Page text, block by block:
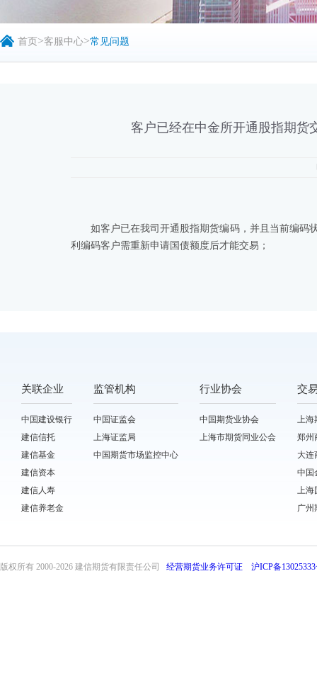
首页 >客服中心>常见问题
客户已经在中金所开通股指期货
如客户已在我司开通股指期货编码，并且当前编码
利编码客户需重新申请国债额度后才能交易；
关联企业
中国建设银行
建信信托
建信基金
建信资本
建信人寿
建信养老金
监管机构
中国证监会
上海证监局
中国期货市场监控中心
行业协会
中国期货业协会
上海市期货同业公会
交
上海
郑州
大连
中国
上海
广州
版权所有 2000-2026 建信期货有限责任公司 经营期货业务许可证 沪ICP备